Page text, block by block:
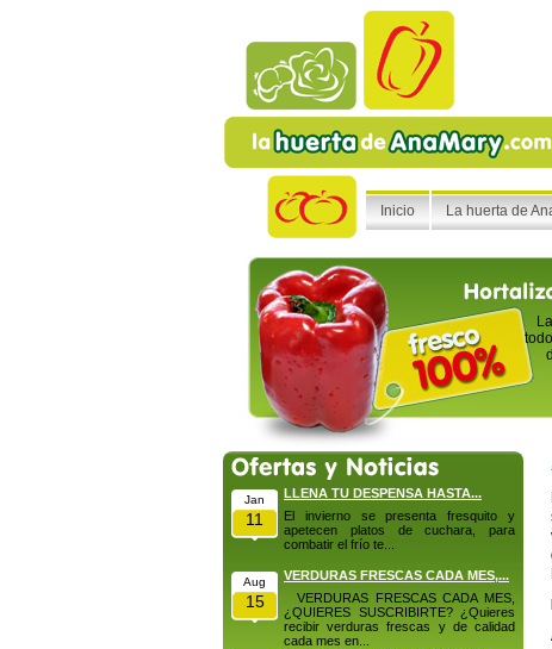
Inicio La huerta de
Jan
11
LLENA TU DESPENSA HASTA...
El invierno se presenta fresquito y
apetecen platos de cuchara, para
combatir el frío te...
Aug
15
VERDURAS FRESCAS CADA MES,...
VERDURAS FRESCAS CADA MES,
¿QUIERES SUSCRIBIRTE? ¿Quieres
recibir verduras frescas y de calidad
cada mes en...